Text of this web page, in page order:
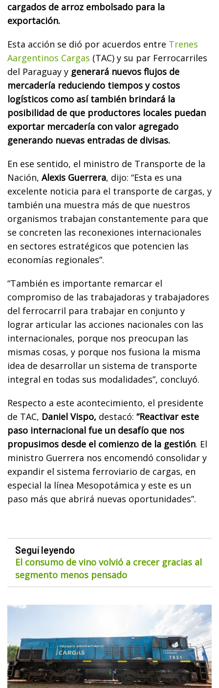
cargados de arroz embolsado para la
exportación.
Esta acción se dió por acuerdos entre Trenes
Aargentinos Cargas (TAC) y su par Ferrocarriles
del Paraguay y generará nuevos flujos de
mercadería reduciendo tiempos y costos
logísticos como así también brindará la
posibilidad de que productores locales puedan
exportar mercadería con valor agregado
generando nuevas entradas de divisas.
En ese sentido, el ministro de Transporte de la
Nación, Alexis Guerrera, dijo: “Esta es una
excelente noticia para el transporte de cargas, y
también una muestra más de que nuestros
organismos trabajan constantemente para que
se concreten las reconexiones internacionales
en sectores estratégicos que potencien las
economías regionales”.
“También es importante remarcar el
compromiso de las trabajadoras y trabajadores
del ferrocarril para trabajar en conjunto y
lograr articular las acciones nacionales con las
internacionales, porque nos preocupan las
mismas cosas, y porque nos fusiona la misma
idea de desarrollar un sistema de transporte
integral en todas sus modalidades”, concluyó.
Respecto a este acontecimiento, el presidente
de TAC, Daniel Vispo, destacó: “Reactivar este
paso internacional fue un desafío que nos
propusimos desde el comienzo de la gestión. El
ministro Guerrera nos encomendó consolidar y
expandir el sistema ferroviario de cargas, en
especial la línea Mesopotámica y este es un
paso más que abrirá nuevas oportunidades”.
Seguí leyendo
El consumo de vino volvió a crecer gracias al
segmento menos pensado